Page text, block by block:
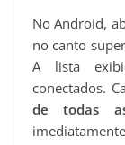
No Android,
no canto
A lista
conectados.
de todas